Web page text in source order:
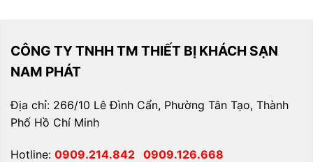
CÔNG TY TNHH TM THIẾT BỊ KHÁCH SẠN
NAM PHÁT
Địa chỉ: 266/10 Lê Đình Cẩn, Phường Tân Tạo, Thành
Phố Hồ Chí Minh
Hotline: 0909.214.842 0909.126.668